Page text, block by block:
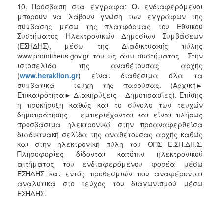
10. Πρόσβαση στα έγγραφα: Οι ενδιαφερόμενοι
μπορούν να λάβουν γνώση των εγγράφων της
σύμβασης μέσω της πλατφόρμας του Εθνικού
Συστήματος Ηλεκτρονικών Δημοσίων Συμβάσεων
(ΕΣΗΔΗΣ), μέσω της Διαδικτυακής πύλης
www.promitheus.gov.gr του ως άνω συστήματος. Στην
ιστοσελίδα της αναθέτουσας αρχής
(www.heraklion.gr) είναι διαθέσιμα όλα τα
συμβατικά τεύχη της παρούσας. (Αρχική►
Επικαιρότητα► Διακηρύξεις – Δημοπρασίες). Επίσης
η προκήρυξη καθώς και το σύνολο των τευχών
δημοπράτησης εμπεριέχονται και είναι πλήρως
προσβάσιμα ηλεκτρονικά στην προαναφερθείσα
διαδικτυακή σελίδα της αναθέτουσας αρχής καθώς
και στην ηλεκτρονική πύλη του ΟΠΣ Ε.ΣΗ.ΔΗ.Σ.
Πληροφορίες δίδονται κατόπιν ηλεκτρονικού
αιτήματος του ενδιαφερόμενου φορέα μέσω
ΕΣΗΔΗΣ και εντός προθεσμιών που αναφέρονται
αναλυτικά στο τεύχος του διαγωνισμού μέσω
ΕΣΗΔΗΣ.